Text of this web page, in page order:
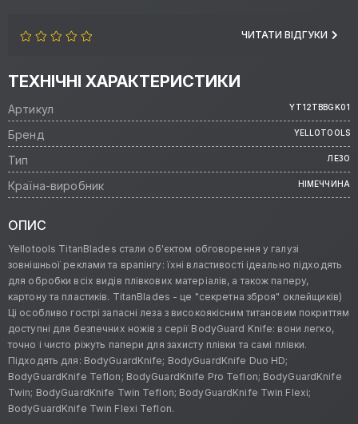
ЧИТАТИ ВІДГУКИ
ТЕХНІЧНІ ХАРАКТЕРИСТИКИ
Артикул YT12TBBGK01
Бренд YELLOTOOLS
Тип ЛЕЗО
Країна-виробник НІМЕЧЧИНА
ОПИС
Yellotools TitanBlades стали об'єктом обговорення у галузі
зовнішньої реклами та врапінгу: їхні властивості ідеально підходять
для обробки всіх видів плівкових матеріалів, а також паперу,
картону та пластиків. TitanBlades - це "секретна зброя" оклейщиків)
Ці особливо гострі запасні леза з високоякісним титановим покриттям
доступні для безпечних ножів з серії BodyGuard Knife: вони легко,
точно і чисто ріжуть папери для захисту плівки та самі плівки.
Підходять для: BodyGuardKnife; BodyGuardKnife Duo HD;
BodyGuardKnife Teflon; BodyGuardKnife Pro Teflon; BodyGuardKnife
Twin; BodyGuardKnife Twin Teflon; BodyGuardKnife Twin Flexi;
BodyGuardKnife Twin Flexi Teflon.